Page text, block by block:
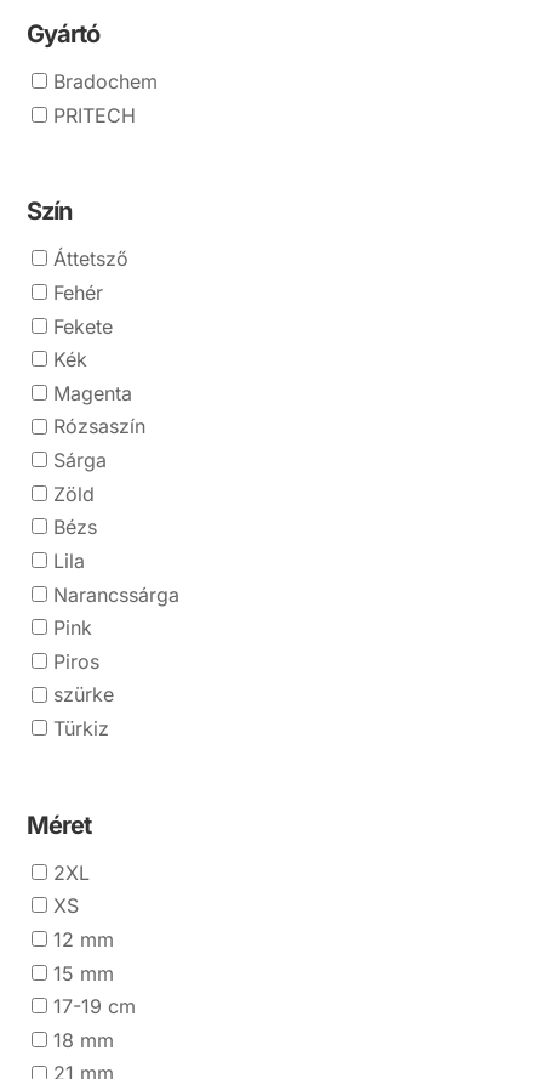
Gyártó
Bradochem
PRITECH
Szín
Áttetsző
Fehér
Fekete
Kék
Magenta
Rózsaszín
Sárga
Zöld
Bézs
Lila
Narancssárga
Pink
Piros
szürke
Türkiz
Méret
2XL
XS
12 mm
15 mm
17-19 cm
18 mm
21 mm